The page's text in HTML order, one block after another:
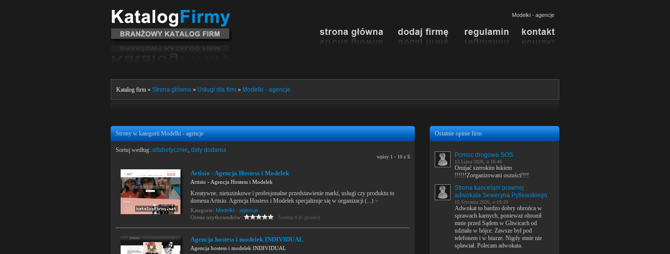
Modelki - agencje
Katalog firm » Strona główna » Usługi dla firm » Modelki - agencje
Strony w kategorii Modelki - agencje
Sortuj według: alfabetycznie, daty dodania
wpisy 1 - 10 z 5
Artisio - Agencja Hostess i Modelek
Artisio - Agencja Hostess i Modelek
Kreatywne, nietuzinkowe i profesjonalne przedstawienie marki, usługi czy produktu to
domena Artisio. Agencja Hostess i Modelek specjalizuje się w organizacji (...) »
Kategorie: Modelki - agencje
Ocena użytkowników:
Średnia 0 (0 głosów)
Agencja hostess i modelek INDIVIDUAL
Agencja hostess i modelek INDIVIDUAL
Ostatnie opinie firm
Pomoc drogowa SOS
15 Lipca 2026, o 16:46
Omijać szerokim łukiem
!!!!!!Zorganizowani oszuści!!!!
Strona kancelarii prawnej
adwokata Seweryna Pytlewskiego.
15 Stycznia 2026, o 19:19
Adwokat to bardzo dobry obrońca w
sprawach karnych, ponieważ obronił
mnie przed Sądem w Gliwicach od
udziału w bójce. Zawsze był pod
telefonem i w biurze. Nigdy mnie nie
spławiał. Polecam adwokata.